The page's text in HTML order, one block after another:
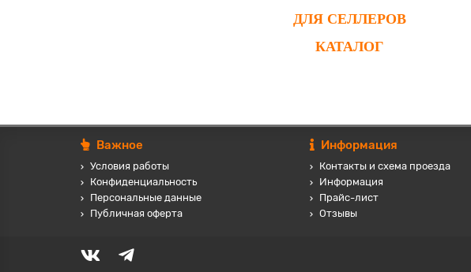
ДЛЯ СЕЛЛЕРОВ
КАТАЛОГ
Важное
Условия работы
Конфиденциальность
Персональные данные
Публичная оферта
Информация
Контакты и схема проезда
Информация
Прайс-лист
Отзывы